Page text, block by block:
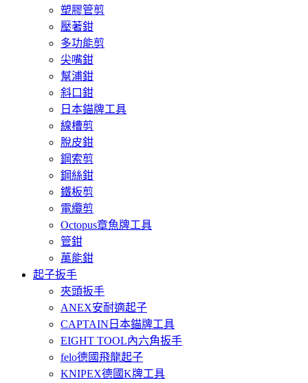
塑膠管剪
壓著鉗
多功能剪
尖嘴鉗
幫浦鉗
斜口鉗
日本錨牌工具
線槽剪
脫皮鉗
鋼索剪
鋼絲鉗
鐵板剪
電纜剪
Octopus章魚牌工具
管鉗
萬能鉗
起子扳手
夾頭扳手
ANEX安耐適起子
CAPTAIN日本錨牌工具
EIGHT TOOL內六角扳手
felo德國飛龍起子
KNIPEX德國K牌工具